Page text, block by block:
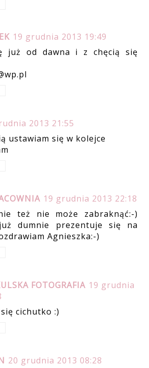
19 grudnia 2013 19:49
już od dawna i z chęcią się
2013 21:55
ustawiam się w kolejce
19 grudnia 2013 22:18
też nie może zabraknąć:-)
dumnie prezentuje się na
Agnieszka:-)
FOTOGRAFIA 19 grudnia
cichutko :)
20 grudnia 2013 08:28